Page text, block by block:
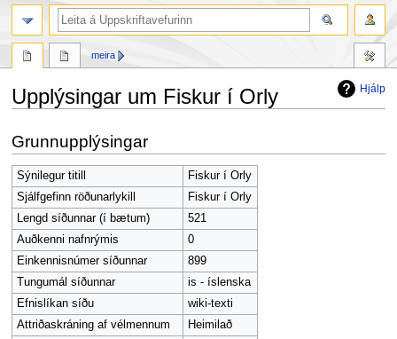
Hjálp
Upplýsingar um Fiskur í Orly
í
flakk
í
leit
Grunnupplýsingar
Sýnilegur titill
Fiskur í Orly
Sjálfgefinn röðunarlykill
Fiskur í Orly
Lengd síðunnar (í bætum)
521
Auðkenni nafnrýmis
0
Einkennisnúmer síðunnar
899
Tungumál síðunnar
is - íslenska
Efnislíkan síðu
wiki-texti
Attriðaskráning af vélmennum
Heimilað
meira
leit